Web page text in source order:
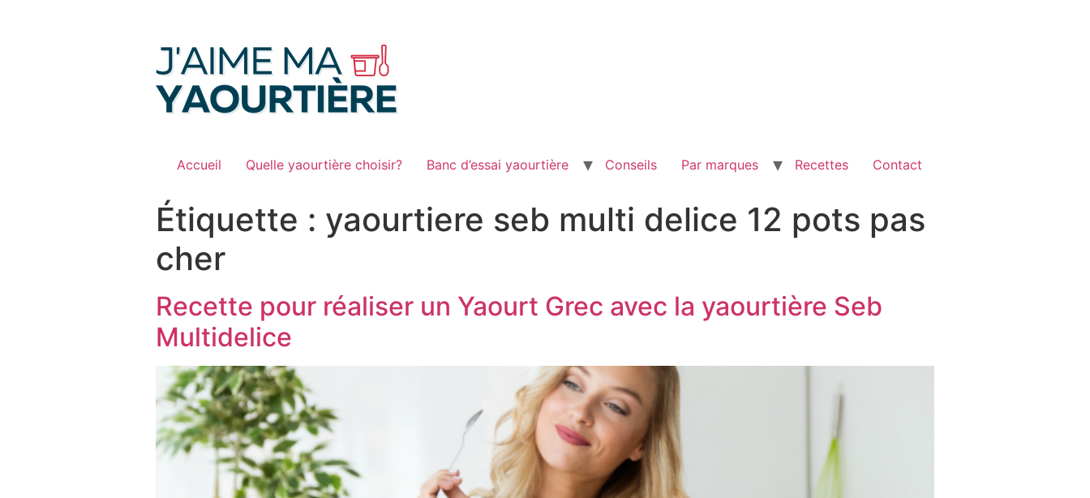
Accueil Quelle yaourtière choisir? Banc d’essai yaourtière Conseils Par marques Recettes Contact
Étiquette : yaourtiere seb multi delice 12 pots pas
cher
Recette pour réaliser un Yaourt Grec avec la yaourtière Seb
Multidelice